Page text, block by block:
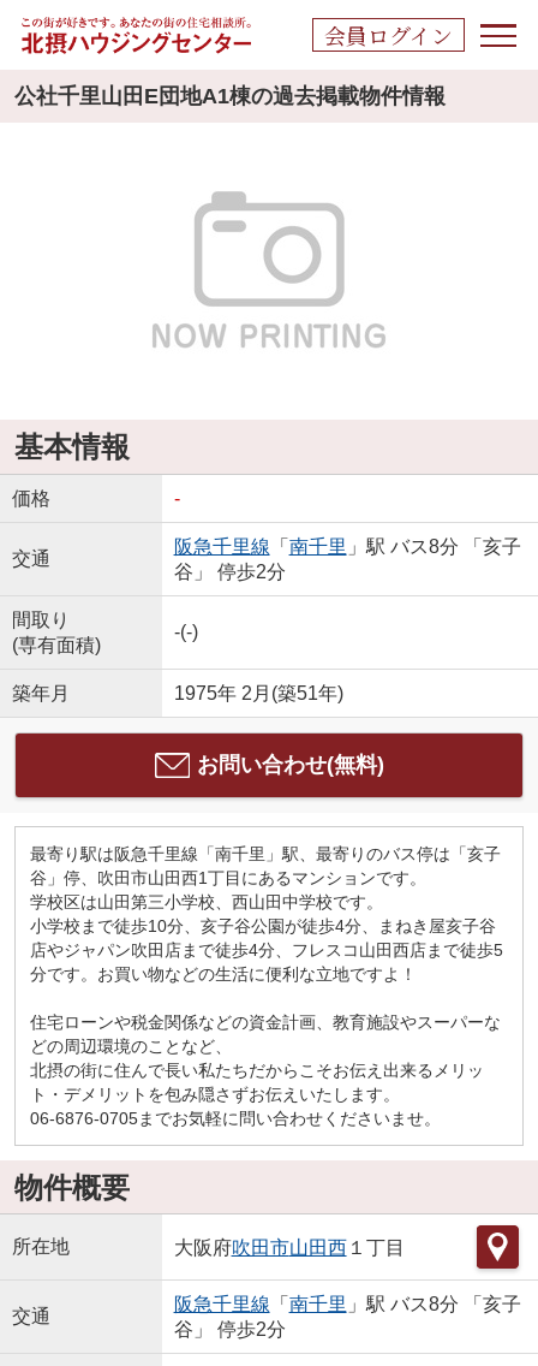
会員ログイン
公社千里山田E団地A1棟の過去掲載物件情報
基本情報
価格 -
交通
阪急千里線 「 南千里 」駅 バス8分 「亥子
谷」 停歩2分
間取り
(専有面積)
-(-)
築年月 1975年 2月(築51年)
お問い合わせ(無料)
最寄り駅は阪急千里線「南千里」駅、最寄りのバス停は「亥子
谷」停、吹田市山田西1丁目にあるマンションです。
学校区は山田第三小学校、西山田中学校です。
小学校まで徒歩10分、亥子谷公園が徒歩4分、まねき屋亥子谷
店やジャパン吹田店まで徒歩4分、フレスコ山田西店まで徒歩5
分です。お買い物などの生活に便利な立地ですよ！
住宅ローンや税金関係などの資金計画、教育施設やスーパーな
どの周辺環境のことなど、
北摂の街に住んで長い私たちだからこそお伝え出来るメリッ
ト・デメリットを包み隠さずお伝えいたします。
06-6876-0705までお気軽に問い合わせくださいませ。
物件概要
所在地 大阪府吹田市山田西１丁目
交通
阪急千里線 「 南千里 」駅 バス8分 「亥子
谷」 停歩2分